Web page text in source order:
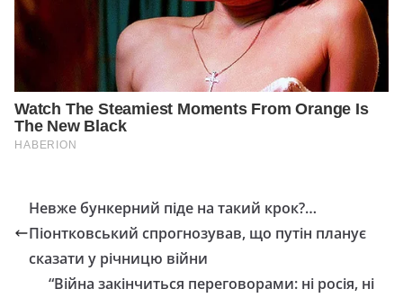
Невже бункерний піде на такий крок?…
Піонтковський спрогнозував, що путін планує
сказати у річницю війни
“Війна закінчиться переговорами: ні росія, ні